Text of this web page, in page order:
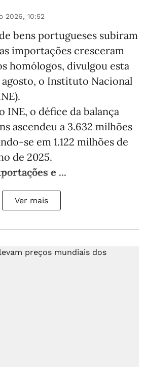
2026, 10:52
bens portugueses subiram
importações cresceram
homólogos, divulgou esta
o Instituto Nacional
INE, o défice da balança
ascendeu a 3.632 milhões
se em 1.122 milhões de
de 2025.
e ...
Ver mais